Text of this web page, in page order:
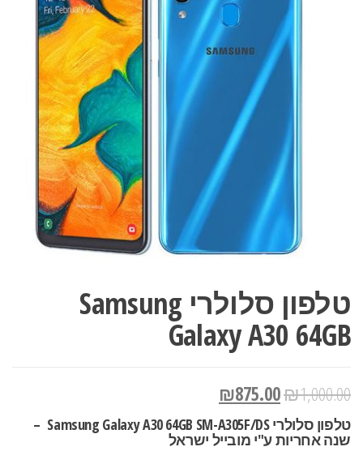
טלפון סלולרי Samsung
Galaxy A30 64GB
₪1,000.00
₪875.00
טלפון סלולרי Samsung Galaxy A30 64GB SM-A305F/DS –
שנה אחריות ע"י מובייל ישראל